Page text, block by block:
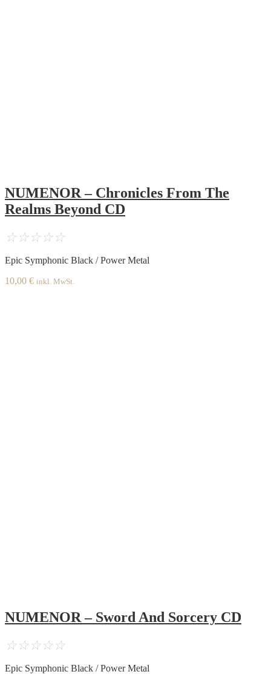
NUMENOR – Chronicles From The
Realms Beyond CD
☆☆☆☆☆
Epic Symphonic Black / Power Metal
10,00 € inkl. MwSt.
NUMENOR – Sword And Sorcery CD
☆☆☆☆☆
Epic Symphonic Black / Power Metal